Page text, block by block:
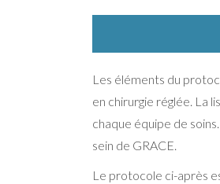
Les éléments du
en chirurgie réglée. La
chaque équipe de
sein de GRACE.
Le protocole ci-après